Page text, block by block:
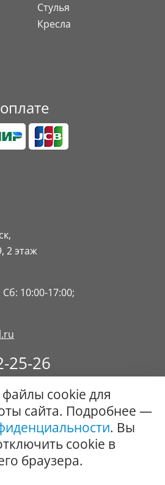
Стулья
Кресла
2 этаж
Сб: 10:00-17:00;
25-26
89
1996 - 2026. Все права
данных
cookie для
сайта. Подробнее —
. Вы
cookie в
браузера.